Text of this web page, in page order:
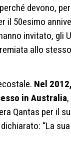
devono,
il 50esimo
invitato, gli
allo
Nel
in Australia
Qantas per il
“La